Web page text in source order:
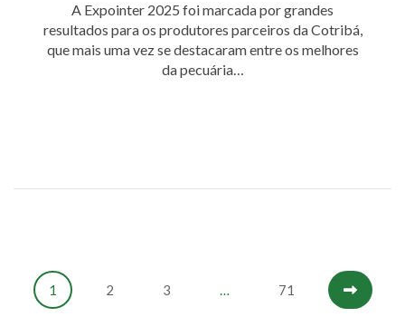
A Expointer 2025 foi marcada por grandes
resultados para os produtores parceiros da Cotribá,
que mais uma vez se destacaram entre os melhores
da pecuária…
1 2 3 71